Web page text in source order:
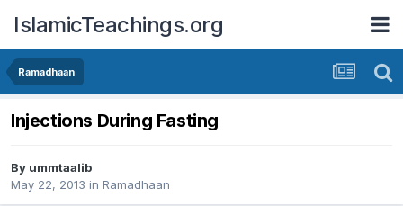
IslamicTeachings.org
Ramadhaan
Injections During Fasting
By ummtaalib
May 22, 2013 in Ramadhaan